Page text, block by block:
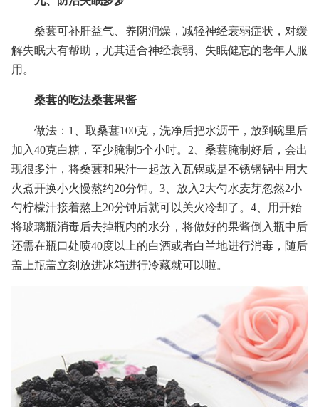
桑葚可补肝益气、养阴润燥，减轻神经衰弱症状，对缓
解失眠大有帮助，尤其适合神经衰弱、失眠健忘的老年人服
用。
桑葚的吃法桑葚果酱
做法：1、取桑葚100克，洗净后把水沥干，放到碗里后
加入40克白糖，至少腌制5个小时。2、桑葚腌制好后，会出
现很多汁，将桑葚和果汁一起放入瓦锅或是不锈钢锅中用大
火煮开换小火慢熬约20分钟。3、放入2大勺水麦芽忽然2小
勺柠檬汁接着熬上20分钟后就可以关火冷却了。4、用开始
将玻璃瓶消毒后去掉瓶内的水分，将做好的果酱倒入瓶中后
还需在瓶口处喷40度以上的白酒或者白兰地进行消毒，随后
盖上瓶盖立刻放进冰箱进行冷藏就可以啦。